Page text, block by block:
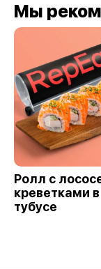
Мы
Ролл с
креветками в
тубусе